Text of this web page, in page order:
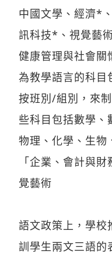
中國文學、經濟*
訊科技*、視覺藝
健康管理與社會關
為教學語言的科目
按班別/組別，來
些科目包括數學、
物理、化學、生物
「企業、會計與
覺藝術
語文政策上，學校
訓學生兩文三語的